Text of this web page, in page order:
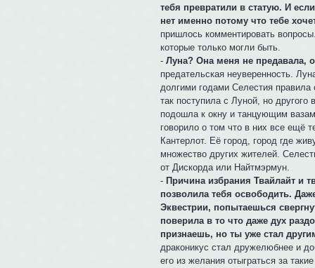
тебя превратили в статую. И
нет именно потому что тебе
пришлось комментировать
которые только могли быть.
-Луна? Она меня не предавала,
предательская неуверенность.
долгими годами Селестия
так поступила с Луной, но
подошла к окну и танцующим
говорило о том что в них все ещё
Кантерлот. Её город, город где
множество других жителей.
от Дискорда или Найтмэрмун.
-Причина избрания Твайлайт и
позволила тебя освободить.
Эквестрии, попытаешься
поверила в то что даже дух
признаешь, но ты уже стал
драконикус стал дружелюбнее и
его из желания отыграться за